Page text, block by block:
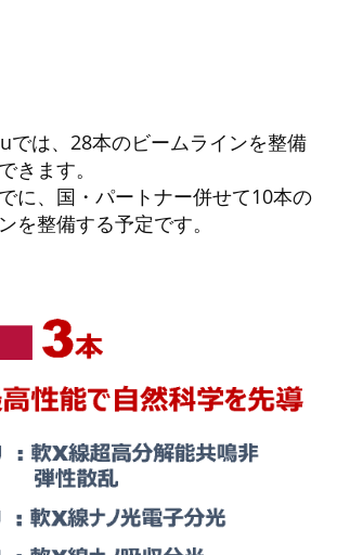
では、28本のビームラインを整備
きます。
に、国・パートナー併せて10本の
を整備する予定です。